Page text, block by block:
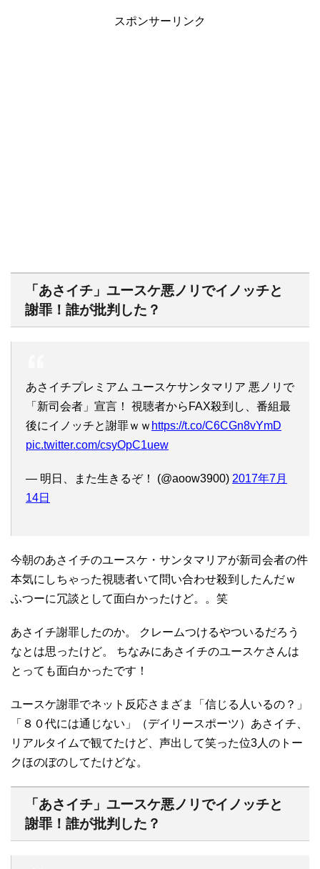
スポンサーリンク
「あさイチ」ユースケ悪ノリでイノッチと
謝罪！誰が批判した？
あさイチプレミアム ユースケサンタマリア 悪ノリで
「新司会者」宣言！ 視聴者からFAX殺到し、番組最
後にイノッチと謝罪ｗｗ https://t.co/C6CGn8vYmD
pic.twitter.com/csyOpC1uew
— 明日、また生きるぞ！ (@aoow3900) 2017年7月
14日
今朝のあさイチのユースケ・サンタマリアが新司会者の件
本気にしちゃった視聴者いて問い合わせ殺到したんだｗ
ふつーに冗談として面白かったけど。。笑
あさイチ謝罪したのか。 クレームつけるやついるだろう
なとは思ったけど。 ちなみにあさイチのユースケさんは
とっても面白かったです！
ユースケ謝罪でネット反応さまざま「信じる人いるの？」
「８０代には通じない」（デイリースポーツ）あさイチ、
リアルタイムで観てたけど、声出して笑った位3人のトー
クほのぼのしてたけどな。
「あさイチ」ユースケ悪ノリでイノッチと
謝罪！誰が批判した？